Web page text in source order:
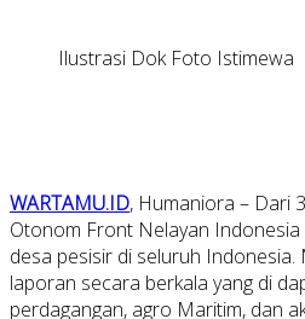
Ilustrasi Dok Foto Istimewa
WARTAMU.ID, Humaniora – Dari
Otonom Front Nelayan
desa pesisir di seluruh Indonesia.
laporan secara berkala yang di
perdagangan, agro Maritim, dan